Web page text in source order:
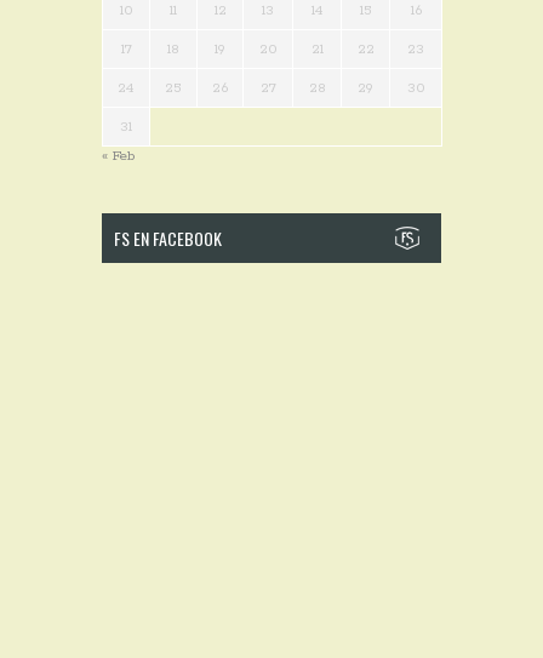
10 11 12 13 14 15 16
17 18 19 20 21 22 23
24 25 26 27 28 29 30
31
« Feb
FS EN FACEBOOK